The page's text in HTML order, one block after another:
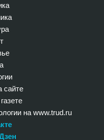
сайте
на www.trud.ru